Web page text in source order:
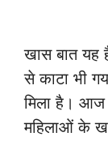
खास बात यह
से काटा भी
मिला है। आज
महिलाओं के